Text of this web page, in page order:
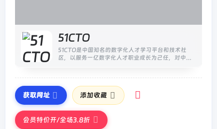
51CTO
51CTO是中国知名的数字化人才学习平台和技术社
区，以服务一亿数字化人才职业成长为己任，对中国
获取网址 添加收藏
会员特价开/全场3.8折